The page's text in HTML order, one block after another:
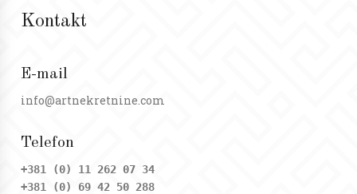
Kontakt
E-mail
info@artnekretnine.com
Telefon
+381 (0) 11 262 07 34
+381 (0) 69 42 50 288